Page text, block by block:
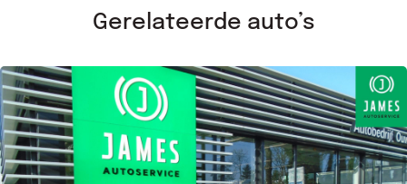
Gerelateerde auto’s